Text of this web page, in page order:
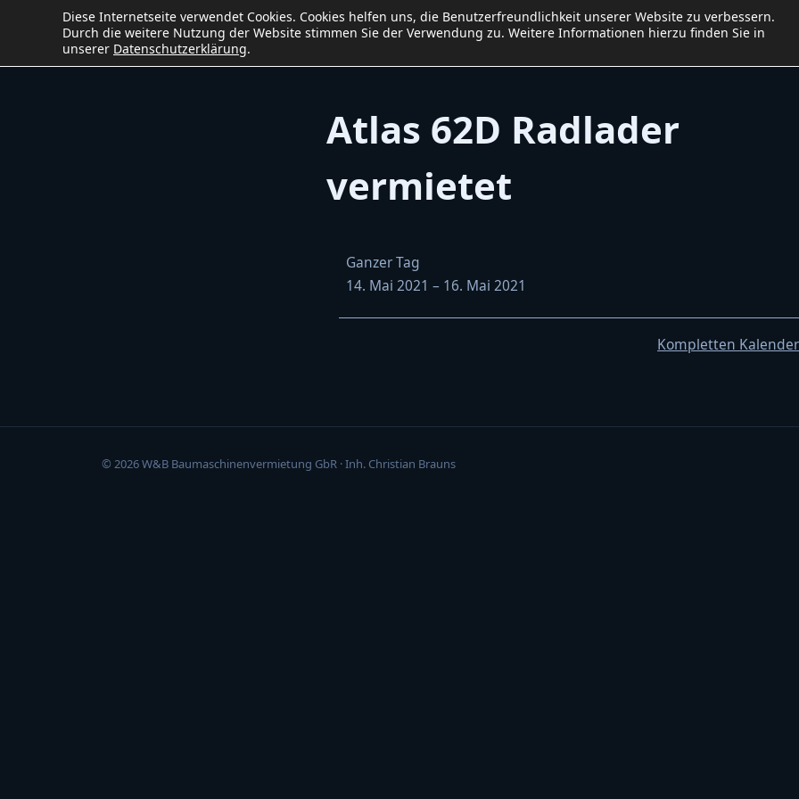
W&BBaumaschinenservice HomeBaumaschinenPreislisteKalenderKontakt
Impressum
Atlas 62D Radlader
vermietet
62D
Radlader
Ganzer Tag
14. Mai 2021 – 16. Mai 2021
Kompletten
© 2026 W&B Baumaschinenvermietung GbR · Inh. Christian Brauns
Diese Internetseite verwendet Cookies. Cookies helfen uns, die Benutzerfreundlichkeit unserer Website zu verbessern.
Durch die weitere Nutzung der Website stimmen Sie der Verwendung zu. Weitere Informationen hierzu finden Sie in
unserer Datenschutzerklärung.